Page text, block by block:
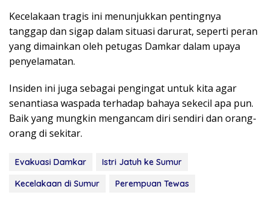
Kecelakaan tragis ini menunjukkan pentingnya
tanggap dan sigap dalam situasi darurat, seperti peran
yang dimainkan oleh petugas Damkar dalam upaya
penyelamatan.
Insiden ini juga sebagai pengingat untuk kita agar
senantiasa waspada terhadap bahaya sekecil apa pun.
Baik yang mungkin mengancam diri sendiri dan orang-
orang di sekitar.
Evakuasi Damkar
Istri Jatuh ke Sumur
Kecelakaan di Sumur
Perempuan Tewas